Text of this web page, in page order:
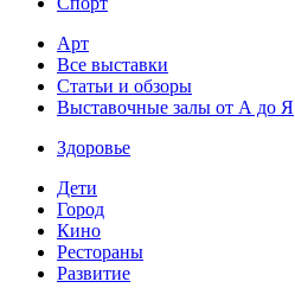
Арт
Все выставки
Статьи и обзоры
Выставочные залы от А до Я
Здоровье
Дети
Город
Кино
Рестораны
Развитие